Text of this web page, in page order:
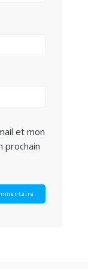
et mon
prochain